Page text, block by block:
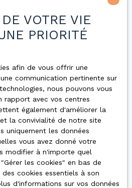
VOTRE VIE
PRIORITÉ
afin de vous offrir une
communication pertinente sur
nous pouvons vous
rapport avec vos centres
également d'améliorer la
la convivialité de notre site
uniquement les données
vous avez donné votre
modifier à n'importe quel
les cookies″ en bas de
cookies essentiels à son
d'informations sur vos données